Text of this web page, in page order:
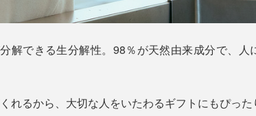
解できる生分解性。98％が天然由来成分で、
れるから、大切な人をいたわるギフトにもぴっ